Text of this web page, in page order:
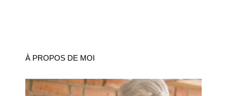
À PROPOS DE MOI